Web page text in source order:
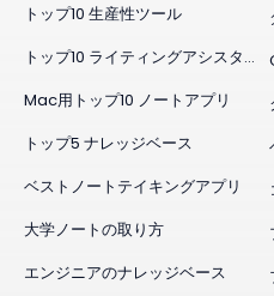
トップ10 生産性ツール
トップ10 ライティングアシスタント
Mac用トップ10 ノートアプリ
トップ5 ナレッジベース
ベストノートテイキングアプリ
大学ノートの取り方
エンジニアのナレッジベース